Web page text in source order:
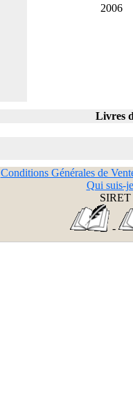
2006
Livres
Conditions Générales de
Qui suis-
SIRET
-